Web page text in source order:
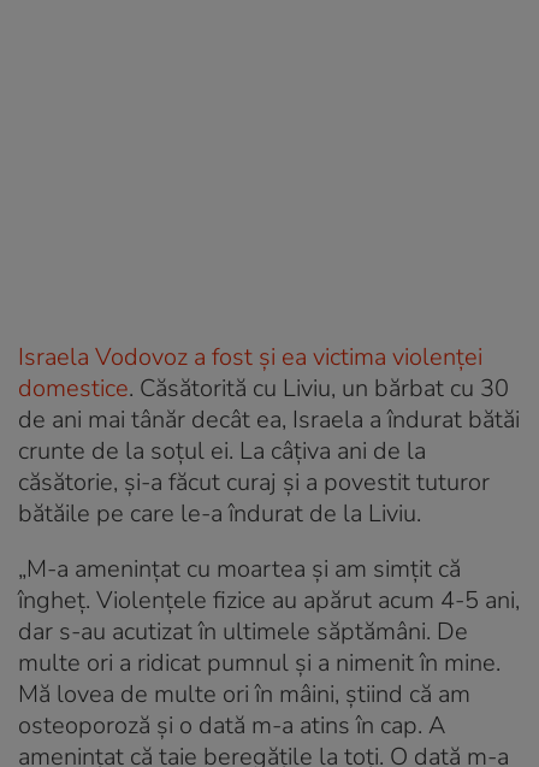
Israela Vodovoz a fost şi ea victima violenţei
domestice. Căsătorită cu Liviu, un bărbat cu 30
de ani mai tânăr decât ea, Israela a îndurat bătăi
crunte de la soţul ei. La câţiva ani de la
căsătorie, şi-a făcut curaj şi a povestit tuturor
bătăile pe care le-a îndurat de la Liviu.
„M-a ameninţat cu moartea şi am simţit că
îngheţ. Violenţele fizice au apărut acum 4-5 ani,
dar s-au acutizat în ultimele săptămâni. De
multe ori a ridicat pumnul şi a nimenit în mine.
Mă lovea de multe ori în mâini, ştiind că am
osteoporoză şi o dată m-a atins în cap. A
ameninţat că taie beregăţile la toţi. O dată m-a